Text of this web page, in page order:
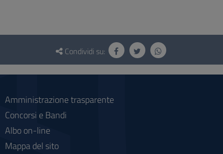
Questionario
social
Condividi su:
Amministrazione trasparente
Concorsi e Bandi
Albo on-line
Mappa del sito